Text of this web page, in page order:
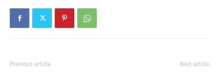
Previous article Next article